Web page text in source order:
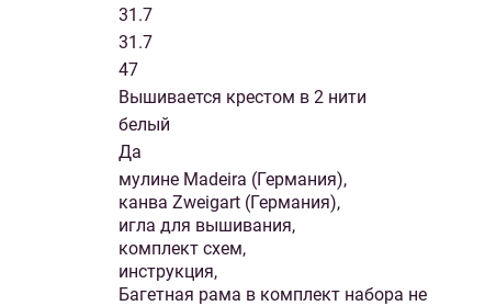
31.7
31.7
47
Вышивается крестом в 2 нити
белый
Да
мулине Madeira (Германия),
канва Zweigart (Германия),
игла для вышивания,
комплект схем,
инструкция,
Багетная рама в комплект набора не